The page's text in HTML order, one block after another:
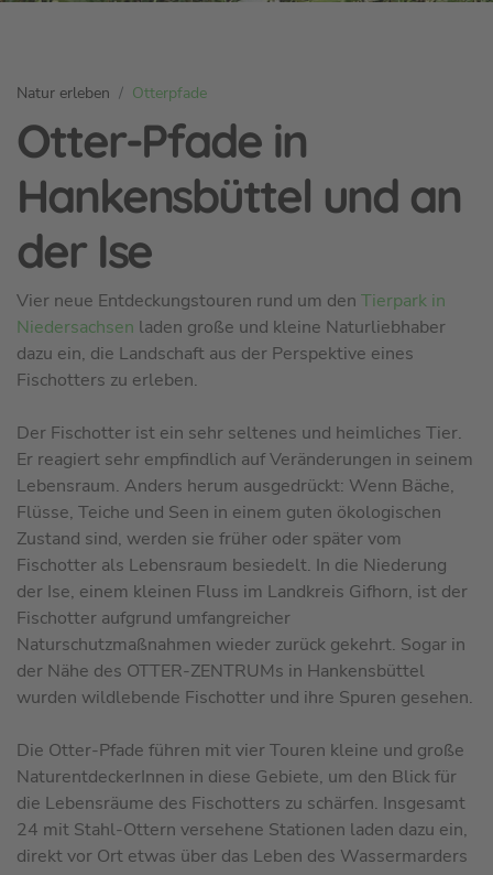
S
e
d
i
e
r
:
Natur erleben Otterpfade
Otter-Pfade in
Hankensbüttel und an
der Ise
Vier neue Entdeckungstouren rund um den Tierpark in
Niedersachsen laden große und kleine Naturliebhaber
dazu ein, die Landschaft aus der Perspektive eines
Fischotters zu erleben.
Der Fischotter ist ein sehr seltenes und heimliches Tier.
Er reagiert sehr empfindlich auf Veränderungen in seinem
Lebensraum. Anders herum ausgedrückt: Wenn Bäche,
Flüsse, Teiche und Seen in einem guten ökologischen
Zustand sind, werden sie früher oder später vom
Fischotter als Lebensraum besiedelt. In die Niederung
der Ise, einem kleinen Fluss im Landkreis Gifhorn, ist der
Fischotter aufgrund um­fang­reicher
Naturschutzmaßnahmen wieder zurück gekehrt. Sogar in
der Nähe des OTTER-ZEN­TRUMs in Hankensbüttel
wurden wildlebende Fischotter und ihre Spuren gesehen.
Die Otter-Pfade führen mit vier Touren kleine und große
NaturentdeckerInnen in die­se Gebiete, um den Blick für
die Lebensräume des Fischotters zu schärfen. Ins­ge­samt
24 mit Stahl-Ottern versehene Stationen laden dazu ein,
direkt vor Ort etwas über das Leben des Wassermarders